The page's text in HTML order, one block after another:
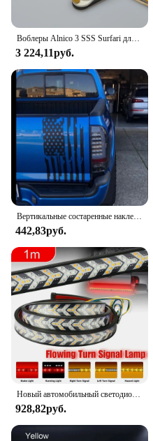
Воблеры Alnico 3 SSS Surfari для гитары с ручной обмоткой, винтажные 1954 одиночные катушки для гитар в стиле ST, N/M/B для гитары ST, Желтое покрытие
3 224,11руб.
Вертикальные состаренные наклейки с американским флагом для автомобиля, Переводные картинки для задних ворот, гоночные аксессуары для FORD F150/DODGE RAM/GMC SIERRA
442,83руб.
Новый автомобильный светодиодный фонарь задней двери 12-24 В, указатель поворота, плавный динамический предупреждающий тормозной фонарь заднего хода для пикапа Jeep
928,82руб.